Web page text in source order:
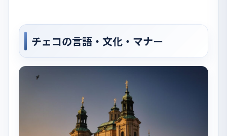
チェコの言語・文化・マナー